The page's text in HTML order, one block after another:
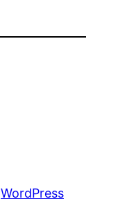
WordPress